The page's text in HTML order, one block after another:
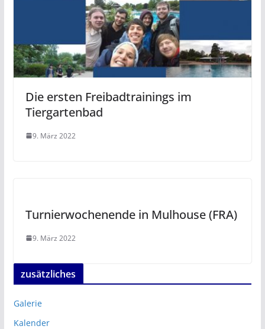
Die ersten Freibadtrainings im
Tiergartenbad
9. März 2022
Turnierwochenende in Mulhouse (FRA)
9. März 2022
zusätzliches
Galerie
Kalender